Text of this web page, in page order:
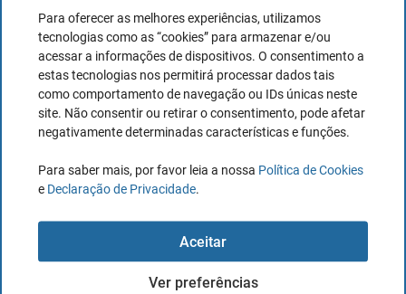
Para oferecer as melhores experiências, utilizamos
tecnologias como as “cookies” para armazenar e/ou
acessar a informações de dispositivos. O consentimento a
estas tecnologias nos permitirá processar dados tais
como comportamento de navegação ou IDs únicas neste
site. Não consentir ou retirar o consentimento, pode afetar
negativamente determinadas características e funções.
Para saber mais, por favor leia a nossa Política de Cookies
e Declaração de Privacidade.
Aceitar
Ver preferências
Estacomissãoserá a aplicada pela caixa de
multibancopara retirar dinheiro, independentemente do
país em que estamos, a menos que tenhamos um cartão
sem comissões.
Para países fora da Zona Euro, o rendimento médio taxa
de aumento, sendo 4,31% com um mínimo de € 3,65 no
caso de usar um cartão de débito e de 4,87%, com um